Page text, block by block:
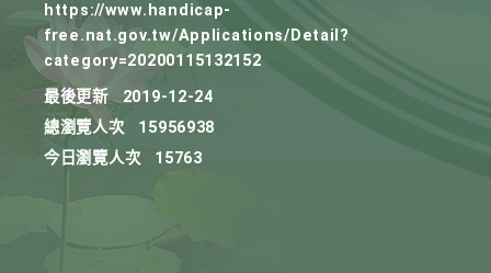
https://www.handicap-
free.nat.gov.tw/Applications/Detail?
category=20200115132152
最後更新
2019-12-24
總瀏覽人次
15956938
今日瀏覽人次
15763